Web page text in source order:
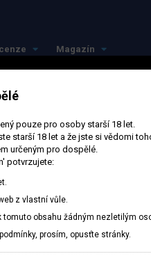
Magazín
stačí upravit filtr pro hledání.
pouze pro osoby starší 18 let.
starší 18 let a že jste si vědomi
určeným pro dospělé.
potvrzujete:
z vlastní vůle.
tomuto obsahu žádným nezletilým
prosím, opusťte stránky.